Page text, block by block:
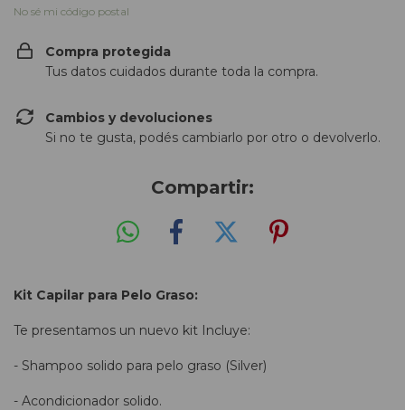
No sé mi código postal
Compra protegida
Tus datos cuidados durante toda la compra.
Cambios y devoluciones
Si no te gusta, podés cambiarlo por otro o devolverlo.
Compartir:
Kit Capilar para Pelo Graso:
Te presentamos un nuevo kit Incluye:
- Shampoo solido para pelo graso (Silver)
- Acondicionador solido.